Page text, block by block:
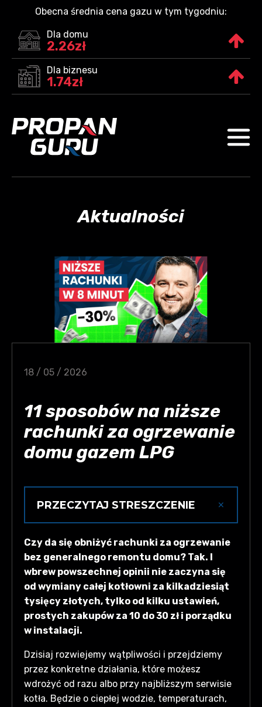
Obecna średnia cena gazu w tym tygodniu:
Dla domu
2.26zł
Dla biznesu
1.74zł
Aktualności
18 / 05 / 2026
11 sposobów na niższe
rachunki za ogrzewanie
domu gazem LPG
PRZECZYTAJ STRESZCZENIE ×
zużycie wody o 10–15%. Obniżenie c.w.u.
z 60°C do 45–50°C daje ≈15–20%
oszczędności. Spadek temperatury w
domu o 1°C to ≈5% mniej paliwa; ustaw
zasilanie kotła 50–55°C zamiast 70–75°C i
dobierz moc ~1 kW/10 m². Art.62
wymaga przeglądów instalacji i
obniżyć koszty do ≈50% — policz model
rozliczeń i mierz zużycie przez 30 dni.
Czy da się obniżyć rachunki za ogrzewanie
bez generalnego remontu domu? Tak. I
wbrew powszechnej opinii nie zaczyna się
od wymiany całej kotłowni za kilkadziesiąt
tysięcy złotych, tylko od kilku ustawień,
prostych zakupów za 10 do 30 zł i porządku
w instalacji.
Dzisiaj rozwiejemy wątpliwości i przejdziemy
przez konkretne działania, które możesz
wdrożyć od razu albo przy najbliższym serwisie
kotła. Będzie o ciepłej wodzie, temperaturach,